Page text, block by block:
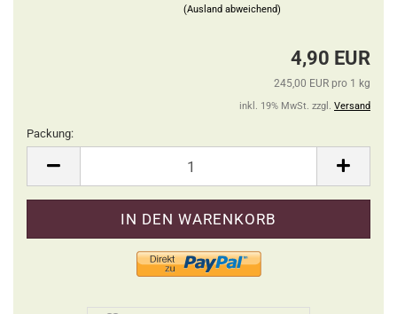
(Ausland abweichend)
4,90 EUR
245,00 EUR pro 1 kg
inkl. 19% MwSt. zzgl. Versand
Packung: